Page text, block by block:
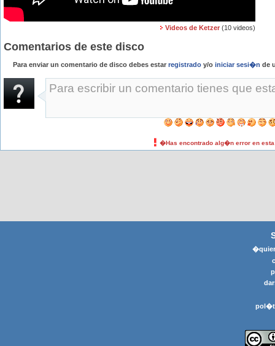
Videos de Ketzer (10 videos)
Comentarios de este disco
Para enviar un comentario de disco debes estar registrado y/o iniciar sesi�n de
�Has encontrado alg�n error en